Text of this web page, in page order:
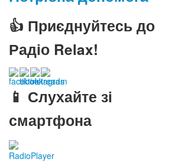
👍 Приєднуйтесь до
Радіо Relax!
📱 Слухайте зі
смартфона
RadioPlayer